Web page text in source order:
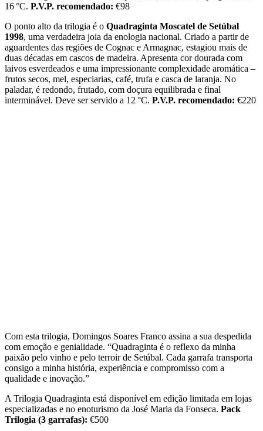
16 °C. P.V.P. recomendado: €98
O ponto alto da trilogia é o Quadraginta Moscatel de Setúbal
1998, uma verdadeira joia da enologia nacional. Criado a partir de
aguardentes das regiões de Cognac e Armagnac, estagiou mais de
duas décadas em cascos de madeira. Apresenta cor dourada com
laivos esverdeados e uma impressionante complexidade aromática –
frutos secos, mel, especiarias, café, trufa e casca de laranja. No
paladar, é redondo, frutado, com doçura equilibrada e final
interminável. Deve ser servido a 12 °C. P.V.P. recomendado: €220
Com esta trilogia, Domingos Soares Franco assina a sua despedida
com emoção e genialidade. “Quadraginta é o reflexo da minha
paixão pelo vinho e pelo terroir de Setúbal. Cada garrafa transporta
consigo a minha história, experiência e compromisso com a
qualidade e inovação.”
A Trilogia Quadraginta está disponível em edição limitada em lojas
especializadas e no enoturismo da José Maria da Fonseca. Pack
Trilogia (3 garrafas): €500